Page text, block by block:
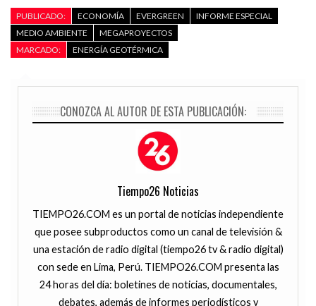
PUBLICADO: ECONOMÍA EVERGREEN
INFORME ESPECIAL
MEDIO AMBIENTE
MEGAPROYECTOS
MARCADO:
ENERGÍA GEOTÉRMICA
CONOZCA AL AUTOR DE ESTA PUBLICACIÓN:
Tiempo26 Noticias
TIEMPO26.COM es un portal de noticias independiente
que posee subproductos como un canal de televisión &
una estación de radio digital (tiempo26 tv & radio digital)
con sede en Lima, Perú. TIEMPO26.COM presenta las
24 horas del día: boletines de noticias, documentales,
debates, además de informes periodísticos y